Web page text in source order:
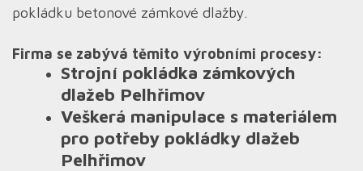
pokládku betonové zámkové dlažby.
Firma se zabývá těmito výrobními procesy:
Strojní pokládka zámkových
dlažeb Pelhřimov
Veškerá manipulace s materiálem
pro potřeby pokládky dlažeb
Pelhřimov